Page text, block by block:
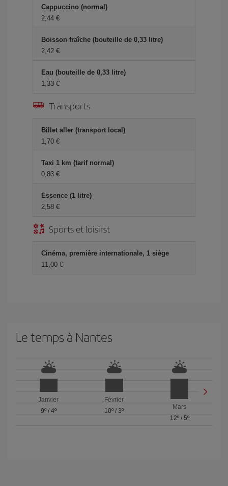
Cappuccino (normal)
2,44 €
Boisson fraîche (bouteille de 0,33 litre)
2,42 €
Eau (bouteille de 0,33 litre)
1,33 €
Transports
Billet aller (transport local)
1,70 €
Taxi 1 km (tarif normal)
0,83 €
Essence (1 litre)
2,58 €
Sports et loisirst
Cinéma, première internationale, 1 siège
11,00 €
Le temps à Nantes
Janvier
9º/ 4º
Février
10º / 3º
Mars
12º/ 5º